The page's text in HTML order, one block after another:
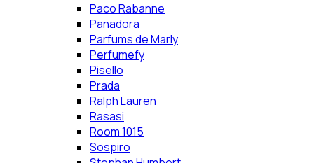
Paco Rabanne
Panadora
Parfums de Marly
Perfumefy
Pisello
Prada
Ralph Lauren
Rasasi
Room 1015
Sospiro